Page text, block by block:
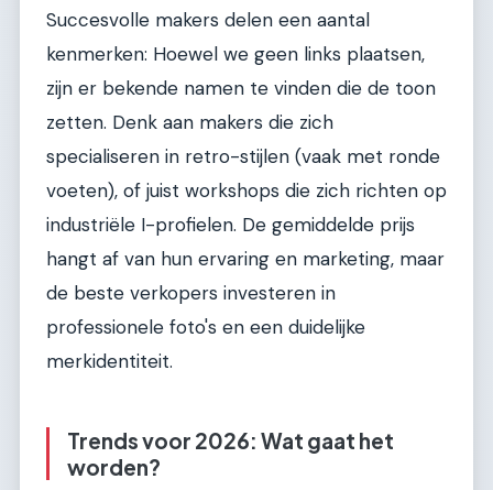
Succesvolle makers delen een aantal
kenmerken: Hoewel we geen links plaatsen,
zijn er bekende namen te vinden die de toon
zetten. Denk aan makers die zich
specialiseren in retro-stijlen (vaak met ronde
voeten), of juist workshops die zich richten op
industriële I-profielen. De gemiddelde prijs
hangt af van hun ervaring en marketing, maar
de beste verkopers investeren in
professionele foto's en een duidelijke
merkidentiteit.
Trends voor 2026: Wat gaat het
worden?